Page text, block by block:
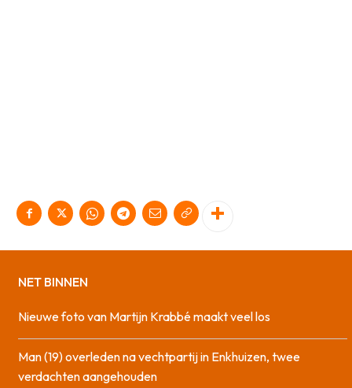
NET BINNEN
Nieuwe foto van Martijn Krabbé maakt veel los
Man (19) overleden na vechtpartij in Enkhuizen, twee
verdachten aangehouden